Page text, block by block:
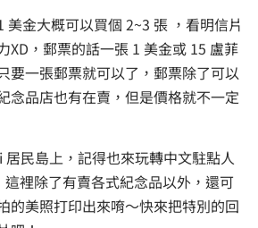
美金大概可以買個 2~3 張 ，看明信片
XD，郵票的話一張 1 美金或 15 盧菲
要一張郵票就可以了，郵票除了可以
念品店也有在賣，但是價格就不一定
民島上，記得也來玩轉中文駐點人
裡除了有賣各式紀念品以外，還可
的美照打印出來唷～快來把特別的回